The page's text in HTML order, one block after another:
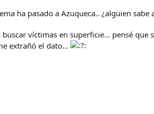
ha pasado a Azuqueca.. ¿alguien sabe
víctimas en superficie... pensé que
extrañó el dato...